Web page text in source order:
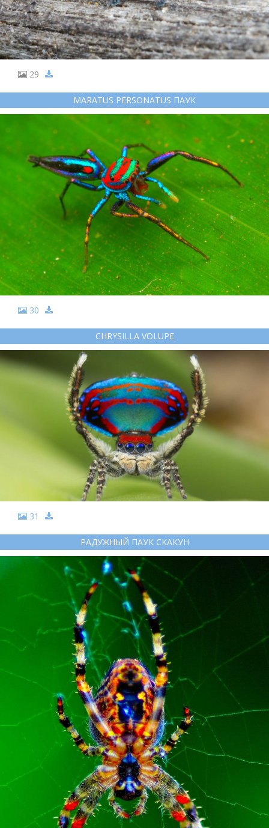
29
MARATUS PERSONATUS ПАУК
30
CHRYSILLA VOLUPE
31
РАДУЖНЫЙ ПАУК СКАКУН